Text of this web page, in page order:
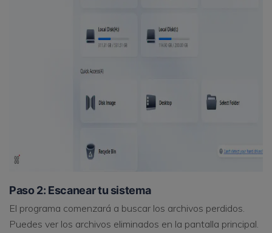
Paso 2: Escanear tu sistema
El programa comenzará a buscar los archivos perdidos.
Puedes ver los archivos eliminados en la pantalla principal.